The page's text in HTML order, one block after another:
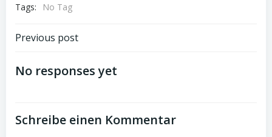
Tags:
No Tag
Post
navigation
Previous post
No responses yet
Schreibe einen Kommentar